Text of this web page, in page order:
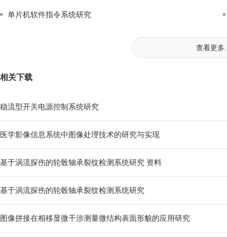
单片机软件指令系统研究
查看更多
相关下载
稳流型开关电源控制系统研究
医学影像信息系统中图像处理技术的研究与实现
基于涡流探伤的轮毂轴承裂纹检测系统研究 资料
基于涡流探伤的轮毂轴承裂纹检测系统研究
图像拼接在相移显微干涉测量微结构表面形貌的应用研究